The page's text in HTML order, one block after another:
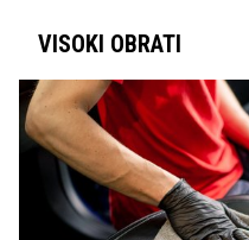
VISOKI OBRATI